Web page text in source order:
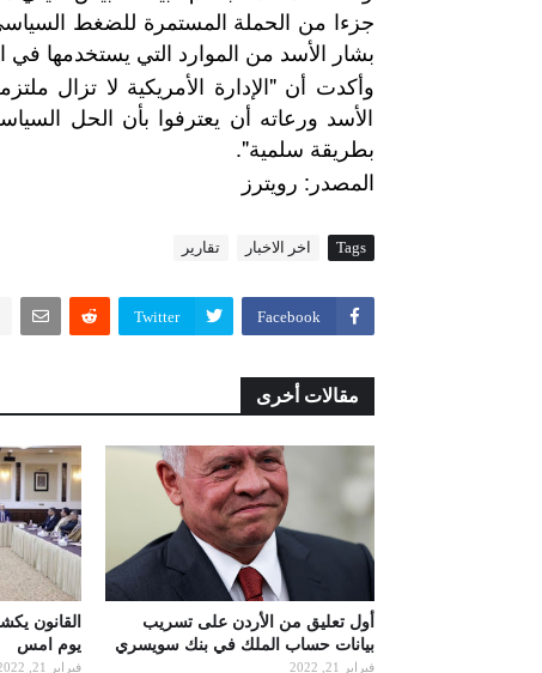
جزءا من الحملة المستمرة للضغط
بشار الأسد من الموارد التي يستخدمها
وأكدت أن "الإدارة الأمريكية لا تزال
الأسد ورعاته أن يعترفوا بأن الحل
بطريقة سلمية".
المصدر : رويترز
Tags اخر الاخبار تقارير
Facebook
Twitter
مقالات أخرى
أول تعليق من الأردن على تسريب
بيانات حساب الملك في بنك سويسري
فبراير 21, 2022
القانون
يوم امس
فبراير 21, 2022